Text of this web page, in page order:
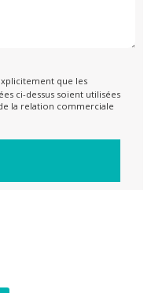
que les
ci-dessus soient utilisées
la relation commerciale